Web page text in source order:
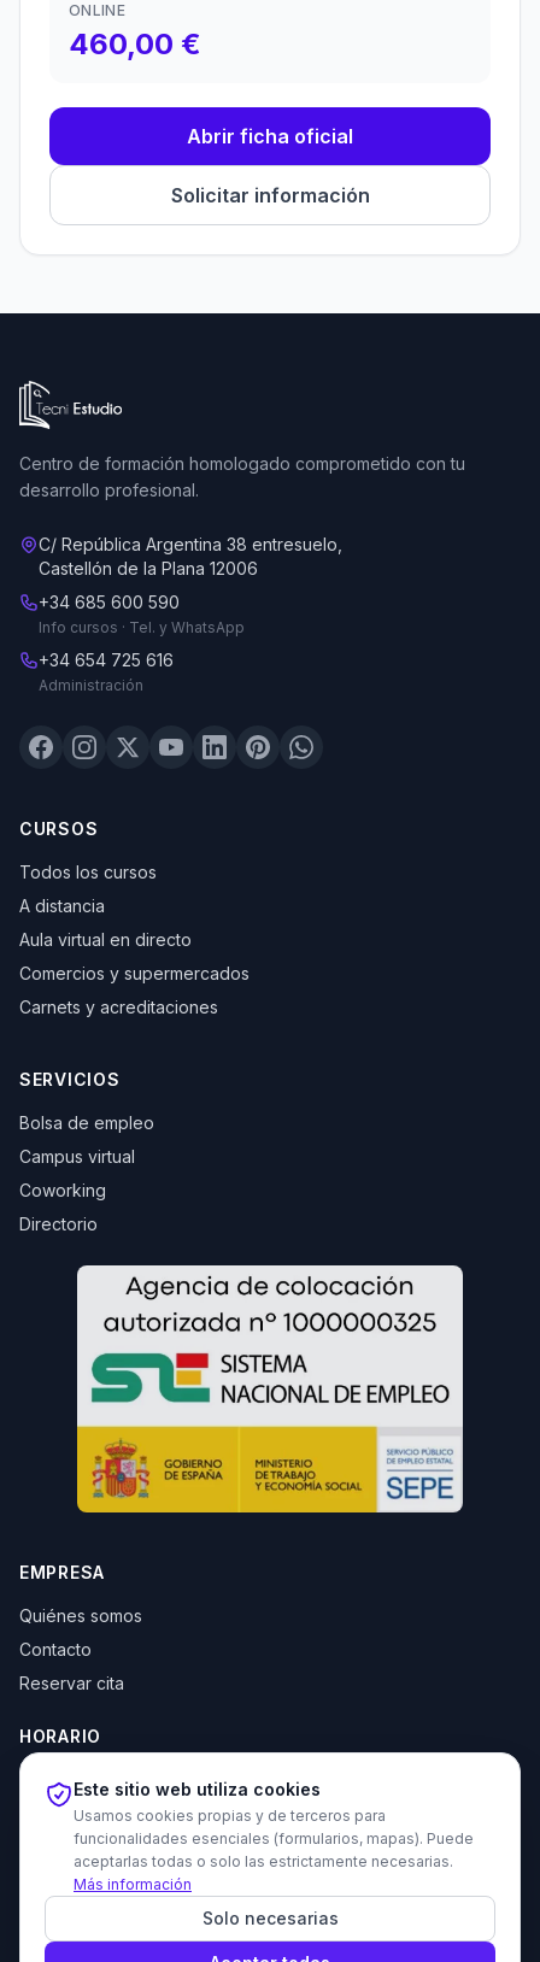
ONLINE
460,00 €
Abrir ficha oficial
Solicitar información
Ir a la página de inicio de Tecni Estudio
Centro de formación homologado comprometido con tu
desarrollo profesional.
C/ República Argentina 38 entresuelo,
Castellón de la Plana 12006
+34 685 600 590
Info cursos · Tel. y WhatsApp
+34 654 725 616
Administración
CURSOS
Todos los cursos
A distancia
Aula virtual en directo
Comercios y supermercados
Carnets y acreditaciones
SERVICIOS
Bolsa de empleo
Campus virtual
Coworking
Directorio
EMPRESA
Quiénes somos
Contacto
Reservar cita
HORARIO
Lun–Jue: 10:00–14:00 y 16:30–20:00
Vie: 10:00–14:00
© 2026 Tecni Estudio. Todos los derechos reservados.
Proyecto recomendado - Haz amigos nuevos gratis
Política de privacidad Política de cookies Aviso legal
Este sitio web utiliza cookies
Usamos cookies propias y de terceros para
funcionalidades esenciales (formularios, mapas). Puede
aceptarlas todas o solo las estrictamente necesarias.
Más información
Solo necesarias